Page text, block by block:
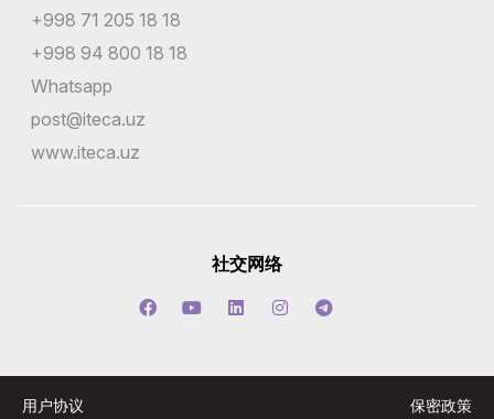
+998 71 205 18 18
+998 94 800 18 18
Whatsapp
post@iteca.uz
www.iteca.uz
社交网络
用户协议 保密政策